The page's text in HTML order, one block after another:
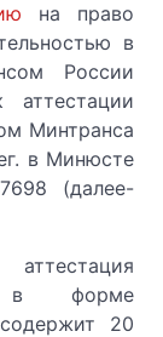
на право
в
России
аттестации
Минтранса
в Минюсте
(далее-
в форме
20